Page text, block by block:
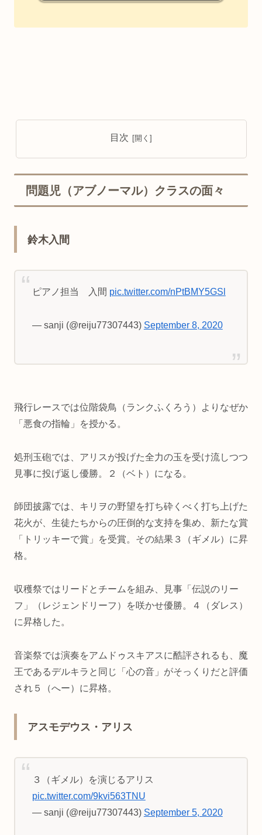
目次
問題児（アブノーマル）クラスの面々
鈴木入間
ピアノ担当 入間 pic.twitter.com/nPtBMY5GSl
— sanji (@reiju77307443) September 8, 2020
飛行レースでは位階袋鳥（ランクふくろう）よりなぜか
「悪食の指輪」を授かる。
処刑玉砲では、アリスが投げた全力の玉を受け流しつつ
見事に投げ返し優勝。２（ベト）になる。
師団披露では、キリヲの野望を打ち砕くべく打ち上げた
花火が、生徒たちからの圧倒的な支持を集め、新たな賞
「トリッキーで賞」を受賞。その結果３（ギメル）に昇
格。
収穫祭ではリードとチームを組み、見事「伝説のリー
フ」（レジェンドリーフ）を咲かせ優勝。４（ダレス）
に昇格した。
音楽祭では演奏をアムドゥスキアスに酷評されるも、魔
王であるデルキラと同じ「心の音」がそっくりだと評価
され５（へー）に昇格。
アスモデウス・アリス
３（ギメル）を演じるアリス
pic.twitter.com/9kvi563TNU
— sanji (@reiju77307443) September 5, 2020